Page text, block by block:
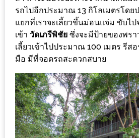
ที่
ต้อง
ไป
ลอง
16
ร้าน
อร่อย
ที่
ต้อง
รถไปอีกประมาณ​ 13 กิโลเมตรโด
แยกที่เราจะเลี้ยวขึ้นม่อนแจ่ม ขับไป
เข้า วัดเภรีพิชัย ซึ่งจะมีป้ายของพร
เลี้ยวเข้าไปประมาณ 100 เมตร รีส
มือ มีที่จอดรถสะดวกสบาย